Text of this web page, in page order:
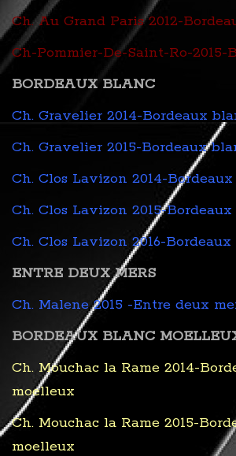
Ch. Au Grand Paris 2012-
Ch-Pommier-De-Saint-Ro-2015-
BORDEAUX BLANC
Ch. Gravelier 2014-Bordeaux
Ch. Gravelier 2015-Bordeaux
Ch. Clos Lavizon 2014-
Ch. Clos Lavizon 2015-
Ch. Clos Lavizon 2016-
ENTRE DEUX MERS
Ch. Malene 2015 -Entre deux
BORDEAUX BLANC
Ch. Mouchac la Rame 2014-
moelleux
Ch. Mouchac la Rame 2015-
moelleux